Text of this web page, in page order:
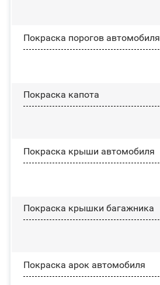
Покраска порогов автомобиля
Покраска капота
Покраска крыши автомобиля
Покраска крышки багажника
Покраска арок автомобиля